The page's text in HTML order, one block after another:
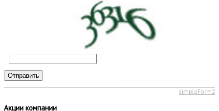
Отправить
simpleForm2
Акции компании